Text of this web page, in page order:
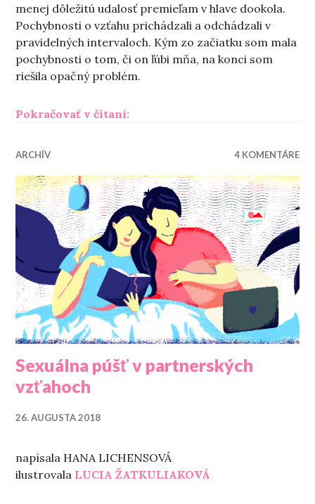
menej dôležitú udalosť premieľam v hlave dookola.
Pochybnosti o vzťahu prichádzali a odchádzali v
pravidelných intervaloch. Kým zo začiatku som mala
pochybnosti o tom, či on ľúbi mňa, na konci som
riešila opačný problém.
Pokračovať v čítaní:„Rozchodové mizérie“
ARCHÍV 4 KOMENTÁRE
Sexuálna púšť v partnerských
vzťahoch
26. AUGUSTA 2018
napísala HANA LICHENSOVÁ
ilustrovala LUCIA ŽATKULIAKOVÁ